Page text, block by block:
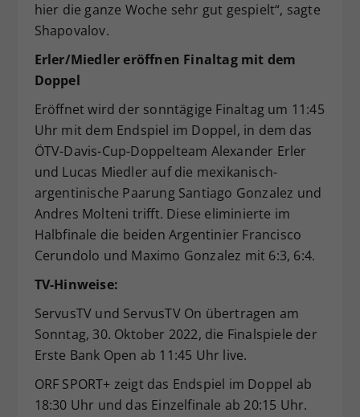
hier die ganze Woche sehr gut gespielt“, sagte
Shapovalov.
Erler/Miedler eröffnen Finaltag mit dem
Doppel
Eröffnet wird der sonntägige Finaltag um 11:45
Uhr mit dem Endspiel im Doppel, in dem das
ÖTV-Davis-Cup-Doppelteam Alexander Erler
und Lucas Miedler auf die mexikanisch-
argentinische Paarung Santiago Gonzalez und
Andres Molteni trifft. Diese eliminierte im
Halbfinale die beiden Argentinier Francisco
Cerundolo und Maximo Gonzalez mit 6:3, 6:4.
TV-Hinweise:
ServusTV und ServusTV On übertragen am
Sonntag, 30. Oktober 2022, die Finalspiele der
Erste Bank Open ab 11:45 Uhr live.
ORF SPORT+ zeigt das Endspiel im Doppel ab
18:30 Uhr und das Einzelfinale ab 20:15 Uhr.